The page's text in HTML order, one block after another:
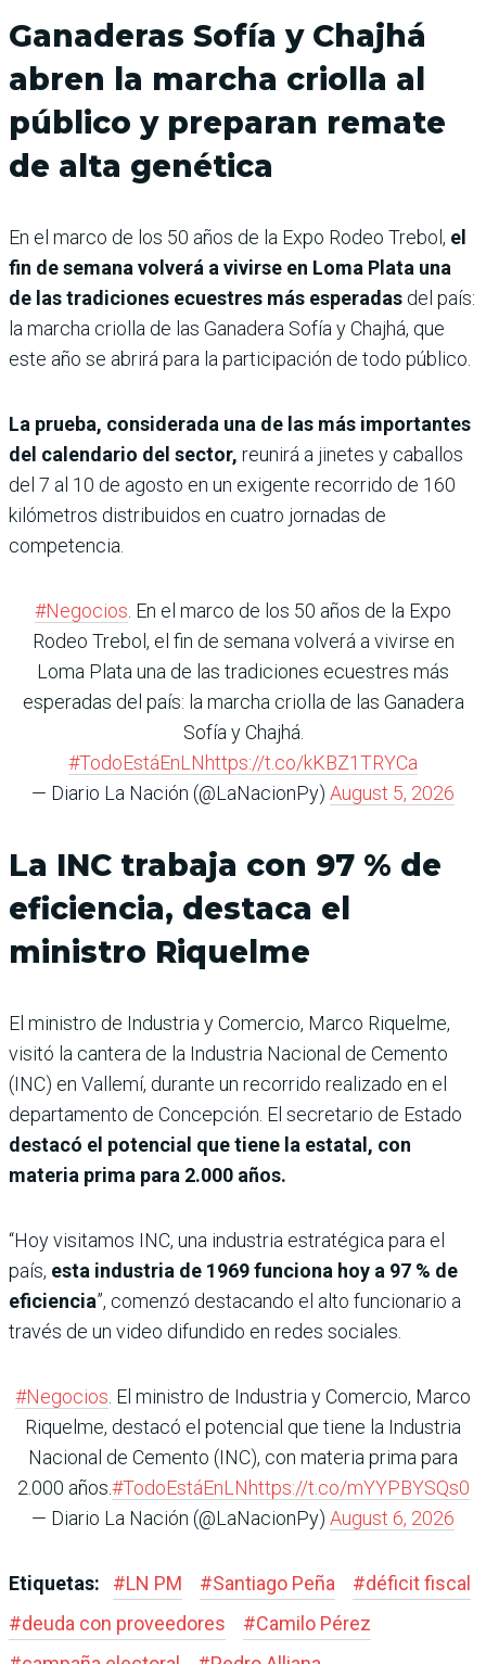
Ganaderas Sofía y Chajhá
abren la marcha criolla al
público y preparan remate
de alta genética
En el marco de los 50 años de la Expo Rodeo Trebol, el
fin de semana volverá a vivirse en Loma Plata una
de las tradiciones ecuestres más esperadas del país:
la marcha criolla de las Ganadera Sofía y Chajhá, que
este año se abrirá para la participación de todo público.
La prueba, considerada una de las más importantes
del calendario del sector, reunirá a jinetes y caballos
del 7 al 10 de agosto en un exigente recorrido de 160
kilómetros distribuidos en cuatro jornadas de
competencia.
#Negocios . En el marco de los 50 años de la Expo
Rodeo Trebol, el fin de semana volverá a vivirse en
Loma Plata una de las tradiciones ecuestres más
esperadas del país: la marcha criolla de las Ganadera
Sofía y Chajhá.
#TodoEstáEnLNhttps://t.co/kKBZ1TRYCa
— Diario La Nación (@LaNacionPy) August 5, 2026
La INC trabaja con 97 % de
eficiencia, destaca el
ministro Riquelme
El ministro de Industria y Comercio, Marco Riquelme,
visitó la cantera de la Industria Nacional de Cemento
(INC) en Vallemí, durante un recorrido realizado en el
departamento de Concepción. El secretario de Estado
destacó el potencial que tiene la estatal, con
materia prima para 2.000 años.
“Hoy visitamos INC, una industria estratégica para el
país, esta industria de 1969 funciona hoy a 97 % de
eficiencia”, comenzó destacando el alto funcionario a
través de un video difundido en redes sociales.
#Negocios . El ministro de Industria y Comercio, Marco
Riquelme, destacó el potencial que tiene la Industria
Nacional de Cemento (INC), con materia prima para
2.000 años.#TodoEstáEnLNhttps://t.co/mYYPBYSQs0
— Diario La Nación (@LaNacionPy) August 6, 2026
Etiquetas: #LN PM #Santiago Peña #déficit fiscal
#deuda con proveedores #Camilo Pérez